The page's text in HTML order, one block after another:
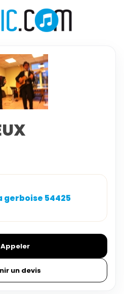
gerboise 54425
Appeler
un devis